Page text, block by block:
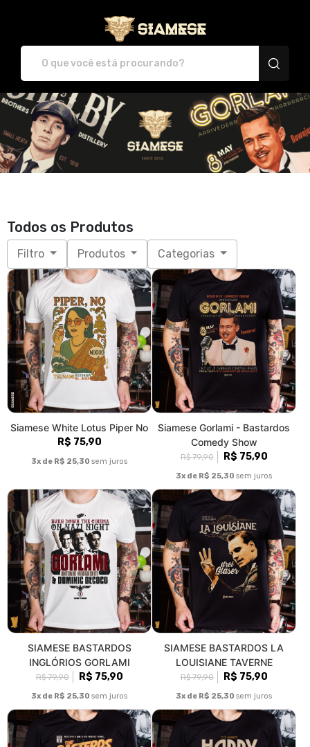
Todos os Produtos
Filtro Produtos Categorias
Siamese White Lotus Piper No
R$ 75,90
3x de R$ 25,30 sem juros
Siamese Gorlami - Bastardos
Comedy Show
R$ 79,90 R$ 75,90
3x de R$ 25,30 sem juros
SIAMESE BASTARDOS
INGLÓRIOS GORLAMI
R$ 79,90 R$ 75,90
3x de R$ 25,30 sem juros
SIAMESE BASTARDOS LA
LOUISIANE TAVERNE
R$ 79,90 R$ 75,90
3x de R$ 25,30 sem juros